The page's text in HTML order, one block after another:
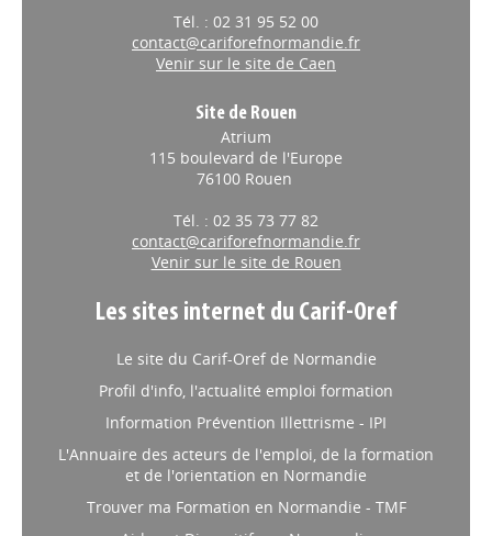
Tél. : 02 31 95 52 00
contact@cariforefnormandie.fr
Venir sur le site de Caen
Site de Rouen
Atrium
115 boulevard de l'Europe
76100 Rouen
Tél. : 02 35 73 77 82
contact@cariforefnormandie.fr
Venir sur le site de Rouen
Les sites internet du Carif-Oref
Le site du Carif-Oref de Normandie
Profil d'info, l'actualité emploi formation
Information Prévention Illettrisme - IPI
L'Annuaire des acteurs de l'emploi, de la formation
et de l'orientation en Normandie
Trouver ma Formation en Normandie - TMF
Aides et Dispositifs en Normandie